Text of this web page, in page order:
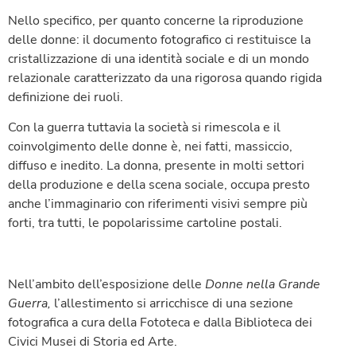
Nello specifico, per quanto concerne la riproduzione
delle donne: il documento fotografico ci restituisce la
cristallizzazione di una identità sociale e di un mondo
relazionale caratterizzato da una rigorosa quando rigida
definizione dei ruoli.
Con la guerra tuttavia la società si rimescola e il
coinvolgimento delle donne è, nei fatti, massiccio,
diffuso e inedito. La donna, presente in molti settori
della produzione e della scena sociale, occupa presto
anche l’immaginario con riferimenti visivi sempre più
forti, tra tutti, le popolarissime cartoline postali.
Nell’ambito dell’esposizione delle Donne nella Grande
Guerra, l’allestimento si arricchisce di una sezione
fotografica a cura della Fototeca e dalla Biblioteca dei
Civici Musei di Storia ed Arte.